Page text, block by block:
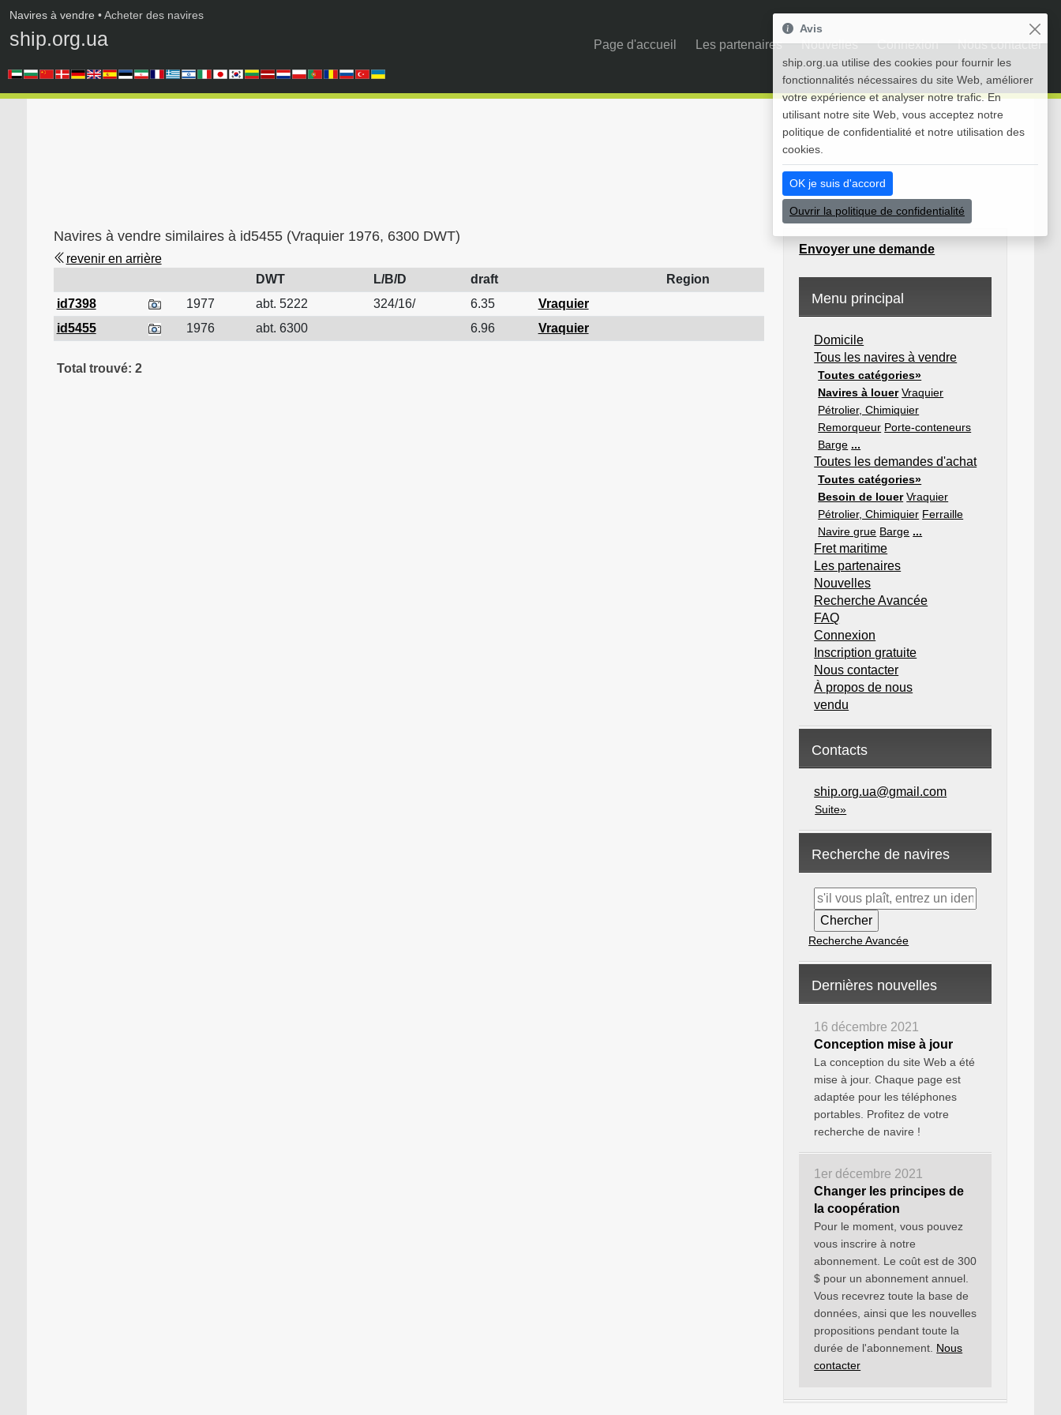
Navires à vendre • Acheter des navires
ship.org.ua Page d'accueil Les partenaires Nouvelles Connexion Nous contacter
Navires à vendre similaires à id5455 (Vraquier 1976, 6300 DWT)
revenir en arrière
DWT
L/B/D draft
Region
id7398
1977 abt. 5222 324/16/ 6.35
Vraquier
id5455
1976 abt. 6300 6.96 Vraquier
Total trouvé: 2
Envoyer une demande
Menu principal
Domicile
Tous les navires à vendre
Toutes catégories»
Navires à louer Vraquier
Pétrolier, Chimiquier
Remorqueur Porte-conteneurs
Barge ...
Toutes les demandes d'achat
Toutes catégories»
Besoin de louer Vraquier
Pétrolier, Chimiquier Ferraille
Navire grue Barge ...
Fret maritime
Les partenaires
Nouvelles
Recherche Avancée
FAQ
Connexion
Inscription gratuite
Nous contacter
À propos de nous
vendu
Contacts
ship.org.ua@gmail.com
Suite»
Recherche de navires
Recherche Avancée
Dernières nouvelles
16 décembre 2021
Conception mise à jour
La conception du site Web a été
mise à jour. Chaque page est
adaptée pour les téléphones
portables. Profitez de votre
recherche de navire !
1er décembre 2021
Changer les principes de
la coopération
Pour le moment, vous pouvez
vous inscrire à notre
abonnement. Le coût est de 300
$ pour un abonnement annuel.
Vous recevrez toute la base de
données, ainsi que les nouvelles
propositions pendant toute la
durée de l'abonnement. Nous
contacter
Avis
ship.org.ua utilise des cookies pour fournir les
fonctionnalités nécessaires du site Web, améliorer
votre expérience et analyser notre trafic. En
utilisant notre site Web, vous acceptez notre
politique de confidentialité et notre utilisation des
cookies.
OK je suis d'accord
Ouvrir la politique de confidentialité